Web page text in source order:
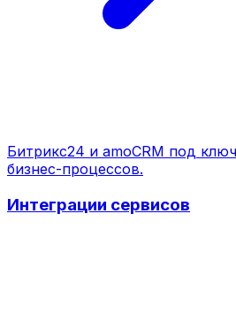
Битрикс24 и amoCRM под
бизнес-процессов.
Интеграции сервисов